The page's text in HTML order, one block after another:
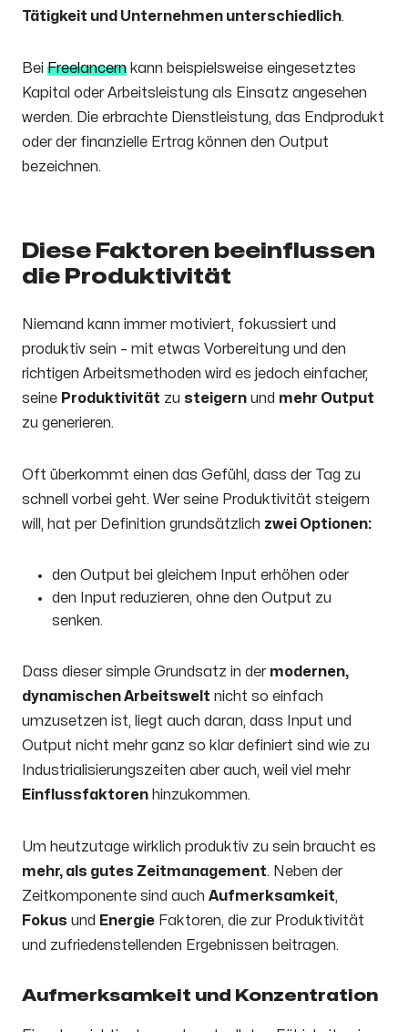
Tätigkeit und Unternehmen unterschiedlich.
Bei Freelancern kann beispielsweise eingesetztes
Kapital oder Arbeitsleistung als Einsatz angesehen
werden. Die erbrachte Dienstleistung, das Endprodukt
oder der finanzielle Ertrag können den Output
bezeichnen.
Diese Faktoren beeinflussen
die Produktivität
Niemand kann immer motiviert, fokussiert und
produktiv sein – mit etwas Vorbereitung und den
richtigen Arbeitsmethoden wird es jedoch einfacher,
seine Produktivität zu steigern und mehr Output
zu generieren.
Oft überkommt einen das Gefühl, dass der Tag zu
schnell vorbei geht. Wer seine Produktivität steigern
will, hat per Definition grundsätzlich zwei Optionen:
den Output bei gleichem Input erhöhen oder
den Input reduzieren, ohne den Output zu
senken.
Dass dieser simple Grundsatz in der modernen,
dynamischen Arbeitswelt nicht so einfach
umzusetzen ist, liegt auch daran, dass Input und
Output nicht mehr ganz so klar definiert sind wie zu
Industrialisierungszeiten aber auch, weil viel mehr
Einflussfaktoren hinzukommen.
Um heutzutage wirklich produktiv zu sein braucht es
mehr, als gutes Zeitmanagement. Neben der
Zeitkomponente sind auch Aufmerksamkeit,
Fokus und Energie Faktoren, die zur Produktivität
und zufriedenstellenden Ergebnissen beitragen.
Aufmerksamkeit und Konzentration